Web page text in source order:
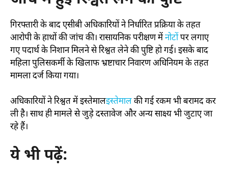
गिरफ्तारी के बाद एसीबी अधिकारियों ने निर्धारित प्रक्रिया के तहत
आरोपी के हाथों की जांच की। रासायनिक परीक्षण मेंनोटोंपर लगाए
गए पदार्थ के निशान मिलने से रिश्वत लेने की पुष्टि हो गई। इसके बाद
महिला पुलिसकर्मी के खिलाफ भ्रष्टाचार निवारण अधिनियम के तहत
मामला दर्ज किया गया।
अधिकारियों ने रिश्वत में इस्तेमालइस्तेमालकी गई रकम भी बरामद कर
ली है। साथ ही मामले से जुड़े दस्तावेज और अन्य साक्ष्य भी जुटाए जा
रहे हैं।
ये भी पढ़ें: